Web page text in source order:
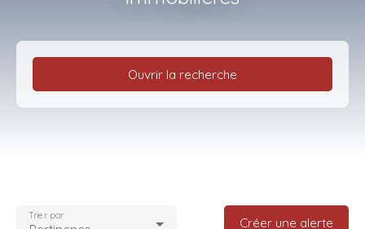
Estimation
Ouvrir la recherche
Localisation
Trier par Créer une alerte